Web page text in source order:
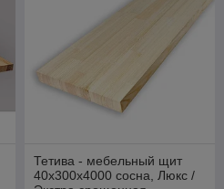
Тетива - мебельный щит
40х300х4000 сосна, Люкс /